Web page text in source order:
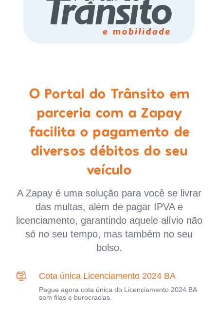
O Portal do Trânsito em
parceria com a Zapay
facilita o pagamento de
diversos débitos do seu
veículo
A Zapay é uma solução para você se livrar
das multas, além de pagar IPVA e
licenciamento, garantindo aquele alívio não
só no seu tempo, mas também no seu
bolso.
Cota única Licenciamento 2024 BA
Pague agora cota única do Licenciamento 2024 BA
sem filas e burocracias.